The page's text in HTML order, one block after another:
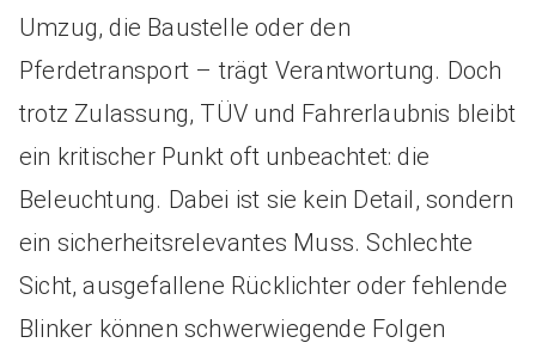
Umzug, die Baustelle oder den
Pferdetransport – trägt Verantwortung. Doch
trotz Zulassung, TÜV und Fahrerlaubnis bleibt
ein kritischer Punkt oft unbeachtet: die
Beleuchtung. Dabei ist sie kein Detail, sondern
ein sicherheitsrelevantes Muss. Schlechte
Sicht, ausgefallene Rücklichter oder fehlende
Blinker können schwerwiegende Folgen